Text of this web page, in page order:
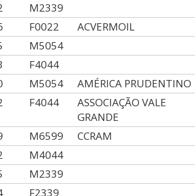
M2339
F0022 ACVERMOIL
M5054
F4044
M5054 AMÉRICA PRUDENTINO
F4044
ASSOCIAÇÃO VALE
GRANDE
M6599 CCRAM
M4044
M2339
F2339